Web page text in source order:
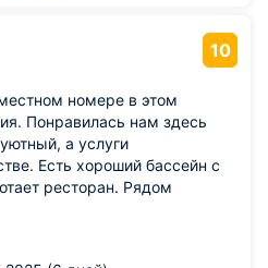
10
номере в этом
Понравилась нам здесь
а услуги
Есть хороший бассейн с
ресторан. Рядом
Конечно не обошлось без